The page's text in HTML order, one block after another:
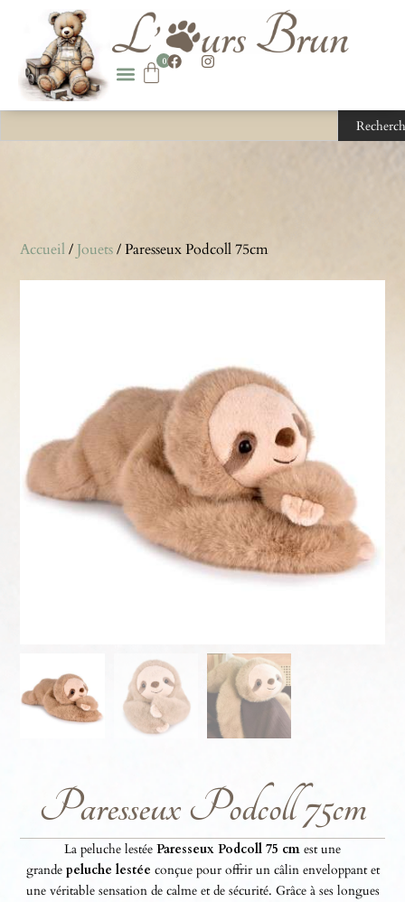
0
Accueil/ Jouets/ Paresseux Podcoll 75cm
Paresseux Podcoll 75cm
La peluche lestée Paresseux Podcoll 75 cm est une
grande peluche lestée conçue pour offrir un câlin enveloppant et
une véritable sensation de calme et de sécurité. Grâce à ses longues